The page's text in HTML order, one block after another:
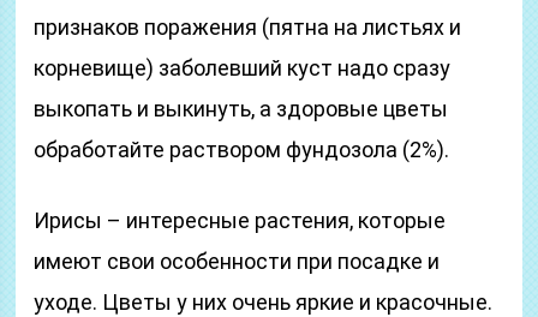
признаков поражения (пятна на листьях и
корневище) заболевший куст надо сразу
выкопать и выкинуть, а здоровые цветы
обработайте раствором фундозола (2%).
Ирисы – интересные растения, которые
имеют свои особенности при посадке и
уходе. Цветы у них очень яркие и красочные.